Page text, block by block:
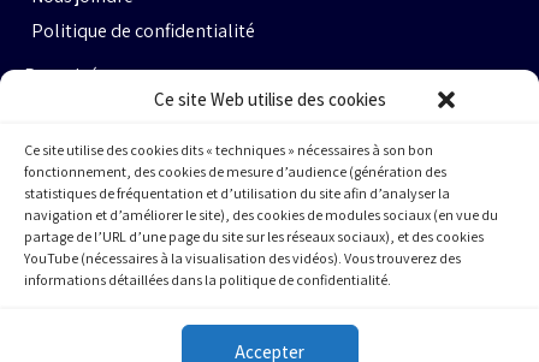
Ce site Web utilise des cookies
Ce site utilise des cookies dits « techniques » nécessaires à son bon
fonctionnement, des cookies de mesure d’audience (génération des
statistiques de fréquentation et d’utilisation du site afin d’analyser la
navigation et d’améliorer le site), des cookies de modules sociaux (en vue du
partage de l’URL d’une page du site sur les réseaux sociaux), et des cookies
YouTube (nécessaires à la visualisation des vidéos). Vous trouverez des
informations détaillées dans la politique de confidentialité.
Accepter
Politique de confidentialité
Propulsé par :
Espace Ax.c #464
800 rue du Square-Victoria
Montréal (QC) H3C 0B4